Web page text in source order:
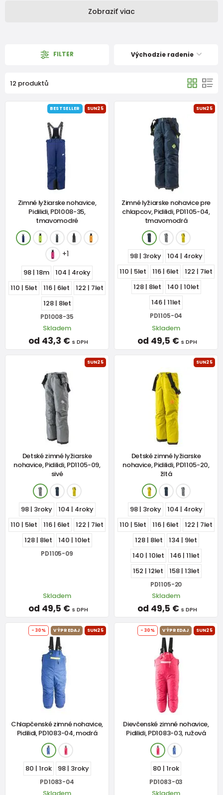
Zobraziť viac
FILTER Východzie radenie
12 produktů
BESTSELLER SUN25
Zimné lyžiarske nohavice,
Pidilidi, PD1008-35,
tmavomodré
+1
98 | 18m
104 | 4roky
110 | 5let
116 | 6let
122 | 7let
128 | 8let
PD1008-35
Skladem
od 43,3 € s DPH
SUN25
Zimné lyžiarske nohavice pre
chlapcov, Pidilidi, PD1105-04,
tmavomodrá
98 | 3roky
104 | 4roky
110 | 5let
116 | 6let
122 | 7let
128 | 8let
140 | 10let
146 | 11let
PD1105-04
Skladem
od 49,5 € s DPH
SUN25
Detské zimné lyžiarske
nohavice, Pidilidi, PD1105-09,
sivé
98 | 3roky
104 | 4roky
110 | 5let
116 | 6let
122 | 7let
128 | 8let
140 | 10let
PD1105-09
Skladem
od 49,5 € s DPH
SUN25
Detské zimné lyžiarske
nohavice, Pidilidi, PD1105-20,
žltá
98 | 3roky
104 | 4roky
110 | 5let
116 | 6let
122 | 7let
128 | 8let
134 | 9let
140 | 10let
146 | 11let
152 | 12let
158 | 13let
PD1105-20
Skladem
od 49,5 € s DPH
-30% VÝPREDAJ SUN25
Chlapčenské zimné nohavice,
Pidilidi, PD1083-04, modrá
80 | 1rok 98 | 3roky
PD1083-04
-30% VÝPREDAJ SUN25
Dievčenské zimné nohavice,
Pidilidi, PD1083-03, ružová
80 | 1rok
PD1083-03